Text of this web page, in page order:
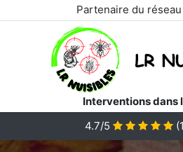
Partenaire du réseau
Interventions dans
4.7/5
(